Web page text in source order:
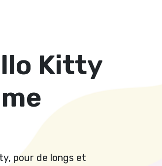
Kitty
pour de longs et